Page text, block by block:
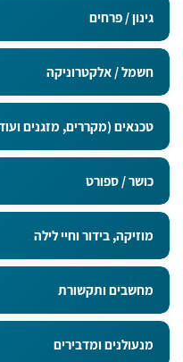
גינון / פרחים
חשמל / אלקטרוניקה
טכנאים (מקררים, מזגנים
כושר / ספורט
מוזיקה, בידור וחיי לילה
מחשבים ותקשורת
מנעולנים ומדבירים